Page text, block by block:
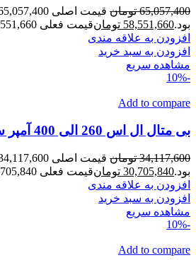
65,057,400 تومان
بود.58,551,660 تومانقیمت فعلی 58,551,660 تومان است.
افزودن به علاقه مندی
افزودن به سبد خرید
مشاهده سریع
-10%
Add to compare
بی متال ال اس 260 الی 400 آمپر سایز MT-400
34,117,600 تومان
بود.30,705,840 تومانقیمت فعلی 30,705,840 تومان است.
افزودن به علاقه مندی
افزودن به سبد خرید
مشاهده سریع
-10%
Add to compare